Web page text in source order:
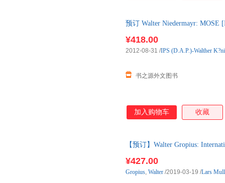
预订 Walter Niedermayr: MOSE
¥418.00
书之源外文图书
2012-08-31 /IPS (D.A.P.)-Walther
加入购物车 收藏
【预订】Walter Gropius:
¥427.00
Gropius, Walter /2019-03-19 /Lars